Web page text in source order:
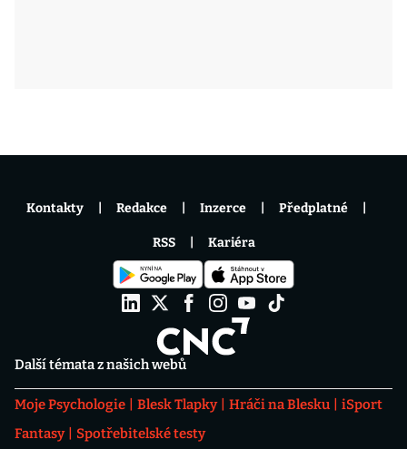
Další témata z našich webů
Moje Psychologie Blesk Tlapky Hráči na Blesku
iSport
Fantasy
Spotřebitelské testy
Kontakty Redakce Inzerce Předplatné
RSS Kariéra